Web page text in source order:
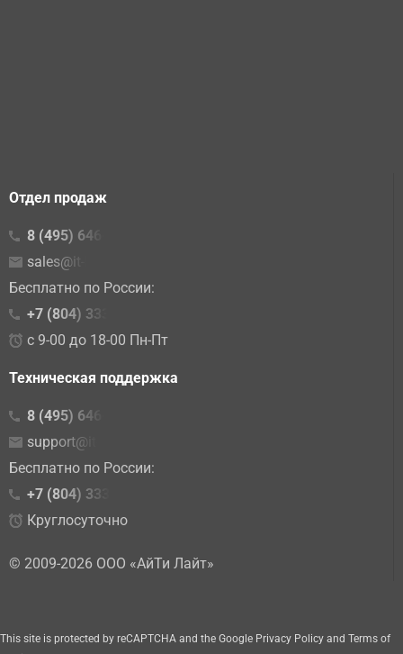
Отдел продаж
8 (495) 646-23-16
sales@it-lite.ru
Бесплатно по России:
+7 (804) 333 02 15
с 9-00 до 18-00 Пн-Пт
Техническая поддержка
8 (495) 646-23-10
support@it-lite.ru
Бесплатно по России:
+7 (804) 333-86-10
Круглосуточно
© 2009-2026 ООО «АйТи Лайт»
This site is protected by reCAPTCHA and the Google Privacy Policy and Terms of